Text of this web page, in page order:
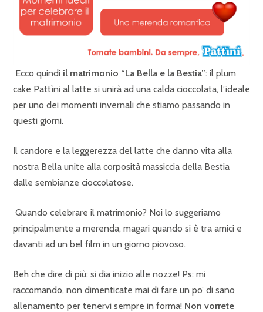
Ecco quindi il matrimonio “La Bella e la Bestia”: il plum
cake Pattìni al latte si unirà ad una calda cioccolata, l’ideale
per uno dei momenti invernali che stiamo passando in
questi giorni.
Il candore e la leggerezza del latte che danno vita alla
nostra Bella unite alla corposità massiccia della Bestia
dalle sembianze cioccolatose.
Quando celebrare il matrimonio? Noi lo suggeriamo
principalmente a merenda, magari quando si è tra amici e
davanti ad un bel film in un giorno piovoso.
Beh che dire di più: si dia inizio alle nozze! Ps: mi
raccomando, non dimenticate mai di fare un po’ di sano
allenamento per tenervi sempre in forma! Non vorrete